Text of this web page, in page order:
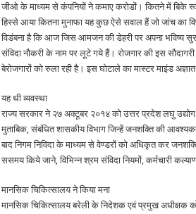
जीओ के माध्यम से कंपनियों ने कमाए करोडों। कितने में बिके
हिस्से आया कितना मुनाफा यह कुछ ऐसे सवाल हैं जो जांच का
विडंबना है कि आज जिस आमजन की डेहरी पर अपना भविष्य
संविदा नौकरी के नाम पर लूटे गये हैं। रोजगार की इस सौदागरी
बेरोजगारों को रुला रही है। इस घोटाले का मास्टर माइंड
यह थी व्यवस्था
राज्य सरकार ने २७ अक्टूबर २०१४ को उत्तर प्रदेश लघु
मुताबिक, संबंधित शासकीय विभाग जिन्हें जनशक्ति की
बाद निगम निविदा के माध्यम से वेण्डरों को अधिकृत कर
ससमय किये जाने, विभिन्न श्रम संविदा नियमों, कर्मचारी
मानसिक चिकित्सालय ने किया मना
मानसिक चिकित्सालय बरेली के निदेशक एवं प्रमुख अधीक्षक